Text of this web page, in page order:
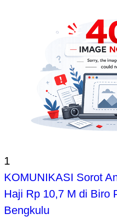
1
KOMUNIKASI Sorot
Haji Rp 10,7 M di Biro
Bengkulu